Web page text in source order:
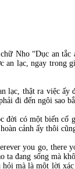
Nho “Dục an tắc
an lạc, ngay trong
lạc, thật ra việc
đi đến ngôi sao
đời có một biến
cảnh ấy thôi
you go, there
ta đang sống mà
mà là một lời